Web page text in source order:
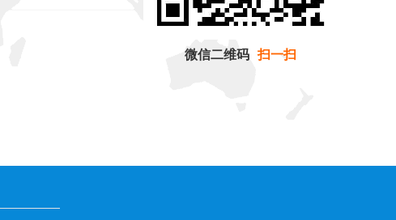
微信二维码 扫一扫